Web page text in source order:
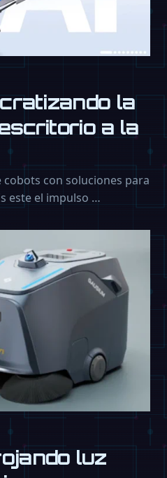
la
a la
con soluciones para
este el impulso …
luz